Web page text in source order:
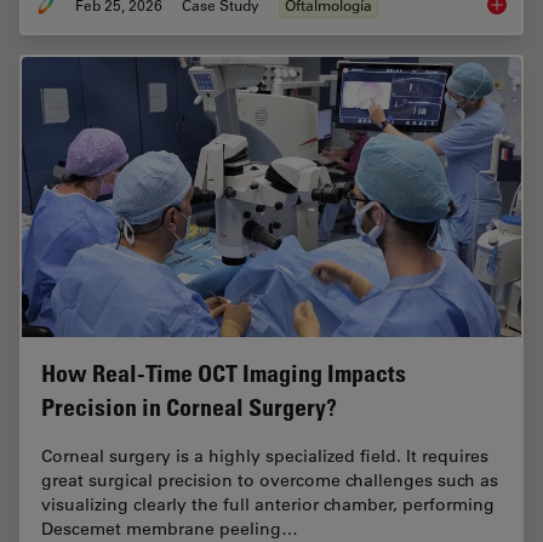
Feb 25, 2026 Case Study Oftalmología
How Real-Time OCT Imaging Impacts
Precision in Corneal Surgery?
Corneal surgery is a highly specialized field. It requires
great surgical precision to overcome challenges such as
visualizing clearly the full anterior chamber, performing
Descemet membrane peeling…